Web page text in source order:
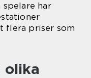
spelare har
flera priser som
olika